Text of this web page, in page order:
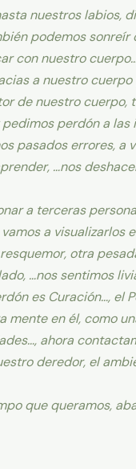
nuestros labios,
podemos sonreír
con nuestro
a nuestro
de nuestro
perdón a
pasados errores,
…nos
a terceras
a visualizarlos
otra
…nos sentimos
es Curación…, el
mente en él, como
ahora
deredor, el
que queramos,